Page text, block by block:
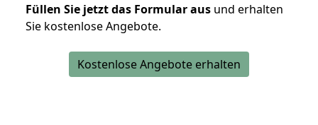
Füllen Sie jetzt das Formular aus und erhalten
Sie kostenlose Angebote.
Kostenlose Angebote erhalten